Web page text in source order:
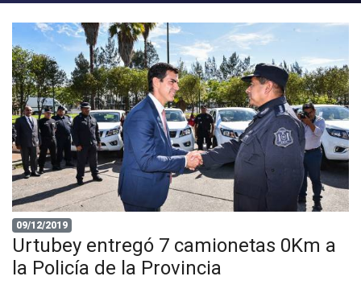
09/12/2019
Urtubey entregó 7 camionetas 0Km a
la Policía de la Provincia